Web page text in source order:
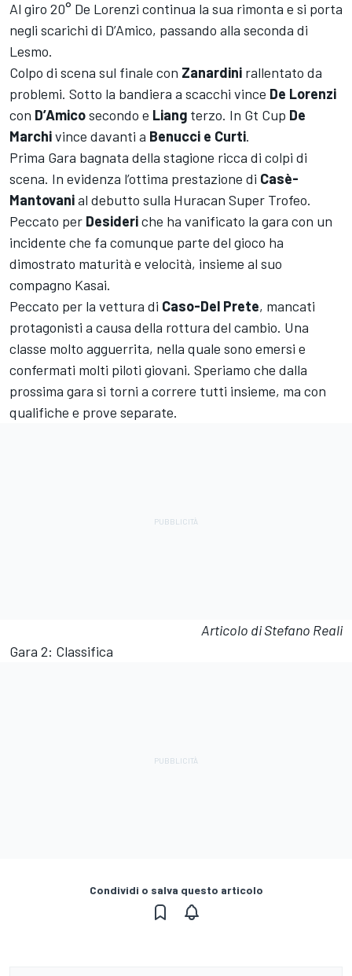
Al giro 20° De Lorenzi continua la sua rimonta e si porta
negli scarichi di D’Amico, passando alla seconda di
Lesmo.
Colpo di scena sul finale con Zanardini rallentato da
problemi. Sotto la bandiera a scacchi vince De Lorenzi
con D’Amicosecondo e Liang terzo. In Gt Cup De
Marchivince davanti a Benucci e Curti.
Prima Gara bagnata della stagione ricca di colpi di
scena. In evidenza l’ottima prestazione di Casè-
Mantovanial debutto sulla Huracan Super Trofeo.
Peccato per Desideriche ha vanificato la gara con un
incidente che fa comunque parte del gioco ha
dimostrato maturità e velocità, insieme al suo
compagno Kasai.
Peccato per la vettura di Caso-Del Prete, mancati
protagonisti a causa della rottura del cambio. Una
classe molto agguerrita, nella quale sono emersi e
confermati molti piloti giovani. Speriamo che dalla
prossima gara si torni a correre tutti insieme, ma con
qualifiche e prove separate.
Articolo di Stefano Reali
Gara 2: Classifica
Condividi o salva questo articolo